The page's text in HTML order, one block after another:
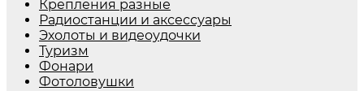
Крепления разные
Радиостанции и аксессуары
Эхолоты и видеоудочки
Туризм
Фонари
Фотоловушки